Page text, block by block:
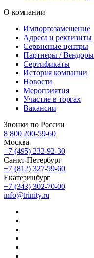
О компании
Импортозамещение
Адреса и реквизиты
Сервисные центры
Партнеры / Вендоры
Сертификаты
История компании
Новости
Мероприятия
Участие в торгах
Вакансии
Звонки по России
8 800 200-59-60
Москва
+7 (495) 232-92-30
Санкт-Петербург
+7 (812) 327-59-60
Екатеринбург
+7 (343) 302-70-00
info@trinity.ru